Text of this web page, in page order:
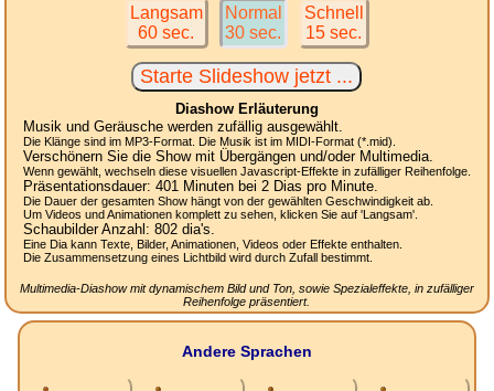
Langsam
60 sec.
Normal
30 sec.
Schnell
15 sec.
Diashow Erläuterung
Musik und Geräusche werden zufällig ausgewählt.
Die Klänge sind im MP3-Format. Die Musik ist im MIDI-Format (*.mid).
Verschönern Sie die Show mit Übergängen und/oder Multimedia.
Wenn gewählt, wechseln diese visuellen Javascript-Effekte in zufälliger Reihenfolge.
Präsentationsdauer: 401 Minuten bei 2 Dias pro Minute.
Die Dauer der gesamten Show hängt von der gewählten Geschwindigkeit ab.
Um Videos und Animationen komplett zu sehen, klicken Sie auf 'Langsam'.
Schaubilder Anzahl: 802dia's.
Eine Dia kann Texte, Bilder, Animationen, Videos oder Effekte enthalten.
Die Zusammensetzung eines Lichtbild wird durch Zufall bestimmt.
Multimedia-Diashow mit dynamischem Bild und Ton, sowie Spezialeffekte, in zufälliger
Reihenfolge präsentiert.
Andere Sprachen